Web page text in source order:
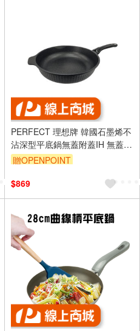
PERFECT 理想牌 韓國石墨烯不
沾深型平底鍋無蓋附蓋IH 無蓋
28cm-Leidea樂德兒
贈OPENPOINT
$869